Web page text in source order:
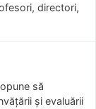
directori,
să
şi evaluării